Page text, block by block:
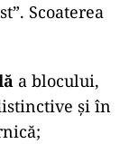
Scoaterea
a blocului,
și în